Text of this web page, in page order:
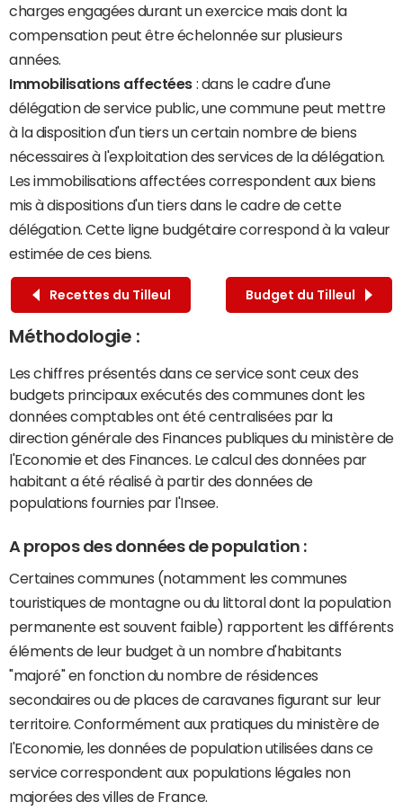
charges engagées durant un exercice mais dont la
compensation peut être échelonnée sur plusieurs
années.
Immobilisations affectées : dans le cadre d'une
délégation de service public, une commune peut mettre
à la disposition d'un tiers un certain nombre de biens
nécessaires à l'exploitation des services de la délégation.
Les immobilisations affectées correspondent aux biens
mis à dispositions d'un tiers dans le cadre de cette
délégation. Cette ligne budgétaire correspond à la valeur
estimée de ces biens.
Recettes du Tilleul Budget du Tilleul
Méthodologie :
Les chiffres présentés dans ce service sont ceux des
budgets principaux exécutés des communes dont les
données comptables ont été centralisées par la
direction générale des Finances publiques du ministère de
l'Economie et des Finances. Le calcul des données par
habitant a été réalisé à partir des données de
populations fournies par l'Insee.
A propos des données de population :
Certaines communes (notamment les communes
touristiques de montagne ou du littoral dont la population
permanente est souvent faible) rapportent les différents
éléments de leur budget à un nombre d'habitants
"majoré" en fonction du nombre de résidences
secondaires ou de places de caravanes figurant sur leur
territoire. Conformément aux pratiques du ministère de
l'Economie, les données de population utilisées dans ce
service correspondent aux populations légales non
majorées des villes de France.